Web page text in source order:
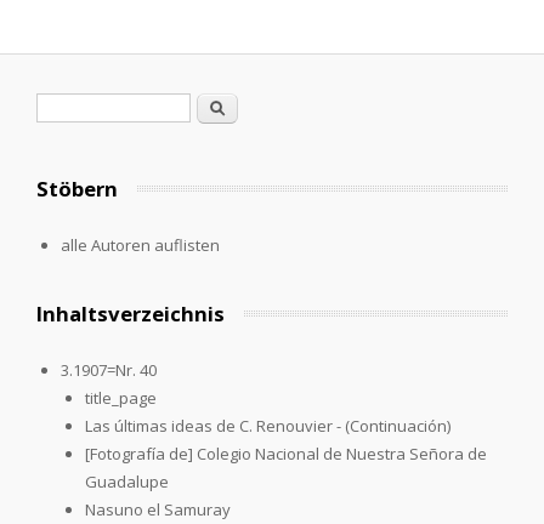
Search
Stöbern
alle Autoren auflisten
Inhaltsverzeichnis
3.1907=Nr. 40
title_page
Las últimas ideas de C. Renouvier - (Continuación)
[Fotografía de] Colegio Nacional de Nuestra Señora de
Guadalupe
Nasuno el Samuray